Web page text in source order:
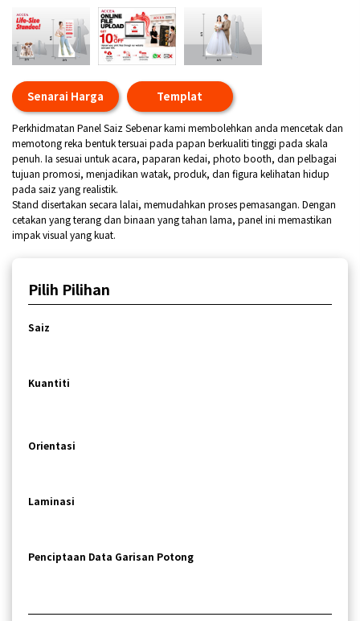
Senarai Harga Templat
Perkhidmatan Panel Saiz Sebenar kami membolehkan anda mencetak dan
memotong reka bentuk tersuai pada papan berkualiti tinggi pada skala
penuh. Ia sesuai untuk acara, paparan kedai, photo booth, dan pelbagai
tujuan promosi, menjadikan watak, produk, dan figura kelihatan hidup
pada saiz yang realistik.
Stand disertakan secara lalai, memudahkan proses pemasangan. Dengan
cetakan yang terang dan binaan yang tahan lama, panel ini memastikan
impak visual yang kuat.
Pilih Pilihan
Saiz
Kuantiti
Orientasi
Laminasi
Penciptaan Data Garisan Potong